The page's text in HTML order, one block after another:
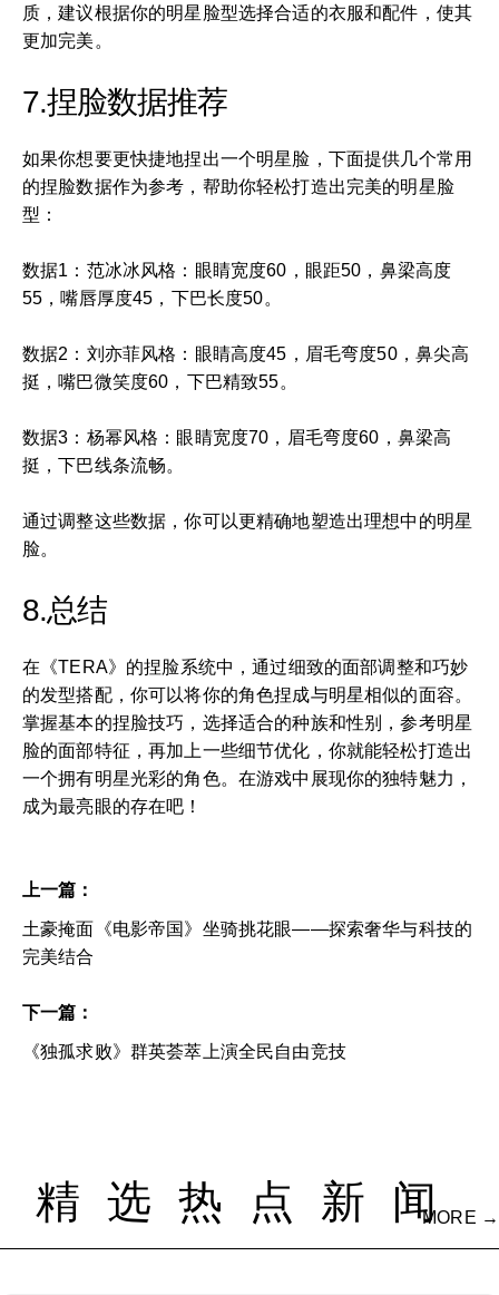
质，建议根据你的明星脸型选择合适的衣服和配件，使其
更加完美。
7.捏脸数据推荐
如果你想要更快捷地捏出一个明星脸，下面提供几个常用
的捏脸数据作为参考，帮助你轻松打造出完美的明星脸
型：
数据1：范冰冰风格：眼睛宽度60，眼距50，鼻梁高度
55，嘴唇厚度45，下巴长度50。
数据2：刘亦菲风格：眼睛高度45，眉毛弯度50，鼻尖高
挺，嘴巴微笑度60，下巴精致55。
数据3：杨幂风格：眼睛宽度70，眉毛弯度60，鼻梁高
挺，下巴线条流畅。
通过调整这些数据，你可以更精确地塑造出理想中的明星
脸。
8.总结
在《TERA》的捏脸系统中，通过细致的面部调整和巧妙
的发型搭配，你可以将你的角色捏成与明星相似的面容。
掌握基本的捏脸技巧，选择适合的种族和性别，参考明星
脸的面部特征，再加上一些细节优化，你就能轻松打造出
一个拥有明星光彩的角色。在游戏中展现你的独特魅力，
成为最亮眼的存在吧！
上一篇：
土豪掩面《电影帝国》坐骑挑花眼——探索奢华与科技的
完美结合
下一篇：
《独孤求败》群英荟萃上演全民自由竞技
精选热点新闻
MORE →